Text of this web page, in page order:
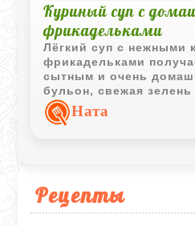
Рецепты
Куриный суп с
фрикадельками
Лёгкий суп с нежными
фрикадельками
сытным и очень
бульон, свежая зелень
фрикадельки делают
для обеда в любое
Ната